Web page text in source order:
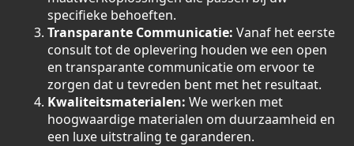
specifieke behoeften.
Transparante Communicatie: Vanaf het eerste
consult tot de oplevering houden we een open
en transparante communicatie om ervoor te
zorgen dat u tevreden bent met het resultaat.
Kwaliteitsmaterialen: We werken met
hoogwaardige materialen om duurzaamheid en
een luxe uitstraling te garanderen.